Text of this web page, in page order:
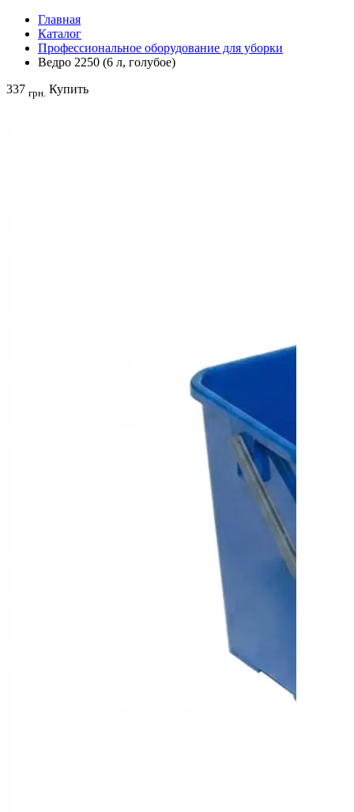
Главная
Каталог
Профессиональное оборудование для уборки
Ведро 2250 (6 л, голубое)
337 грн. Купить